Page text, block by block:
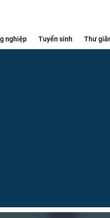
nghiệp Tuyển sinh Thư